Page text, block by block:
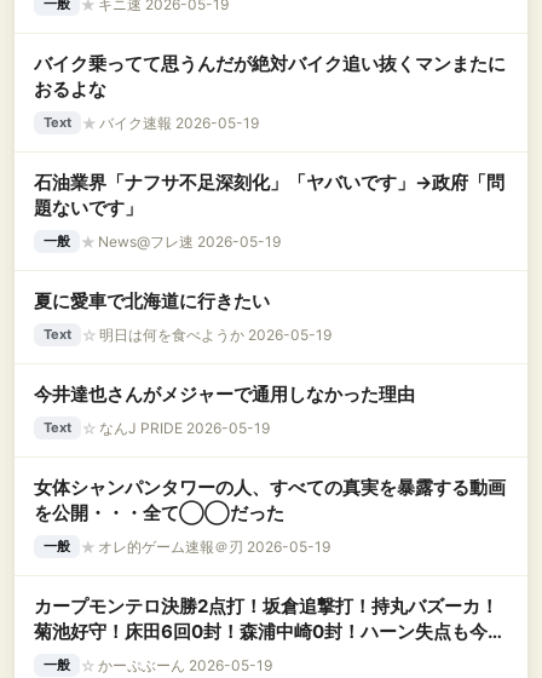
一般 ★ キニ速 2026-05-19
バイク乗ってて思うんだが絶対バイク追い抜くマンまたに
おるよな
Text ★ バイク速報 2026-05-19
石油業界「ナフサ不足深刻化」「ヤバいです」→政府「問
題ないです」
一般 ★ News@フレ速 2026-05-19
夏に愛車で北海道に行きたい
Text ☆ 明日は何を食べようか 2026-05-19
今井達也さんがメジャーで通用しなかった理由
Text ☆ なんJ PRIDE 2026-05-19
女体シャンパンタワーの人、すべての真実を暴露する動画
を公開・・・全て◯◯だった
一般 ★ オレ的ゲーム速報＠刃 2026-05-19
カープモンテロ決勝2点打！坂倉追撃打！持丸バズーカ！
菊池好守！床田6回0封！森浦中崎0封！ハーン失点も今季
初セーブ締め！【広島3-1DeNA/試合結果】
一般 ☆ かーぷぶーん 2026-05-19